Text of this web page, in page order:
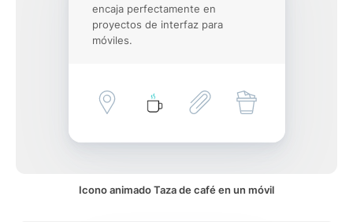
encaja perfectamente en
proyectos de interfaz para
móviles.
Icono animado Taza de café en un móvil